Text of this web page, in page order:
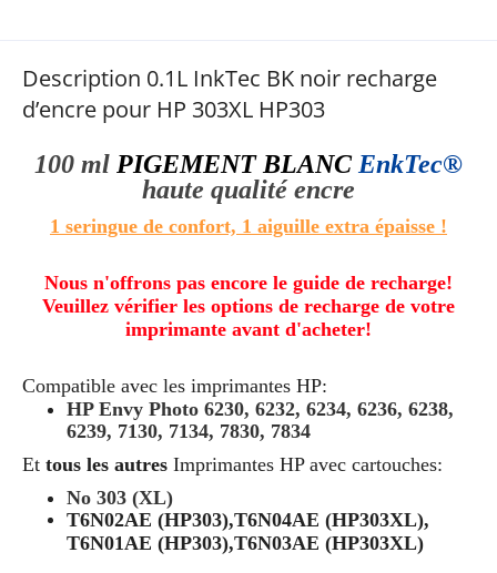
Description 0.1L InkTec BK noir recharge
d’encre pour HP 303XL HP303
100 ml PIGEMENT BLANC EnkTec®
haute qualitéencre
1 seringue de confort, 1 aiguille extra épaisse !
Nous n'offrons pas encore le guide de recharge!
Veuillez vérifier les options de recharge de votre
imprimante avant d'acheter!
Compatible avec les imprimantes HP:
HP Envy Photo 6230, 6232, 6234, 6236, 6238,
6239, 7130, 7134, 7830, 7834
Et tous les autres Imprimantes HP avec cartouches:
No 303 (XL)
T6N02AE (HP303),T6N04AE (HP303XL),
T6N01AE (HP303),T6N03AE (HP303XL)